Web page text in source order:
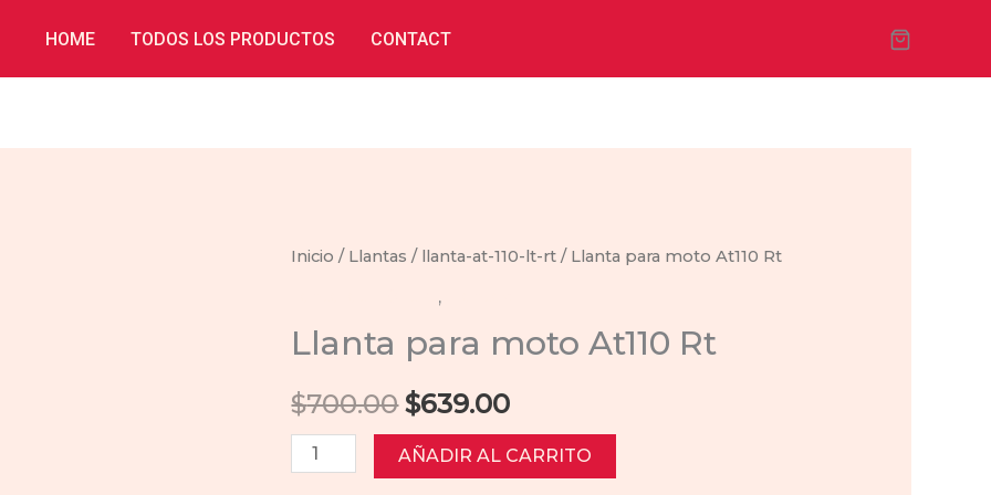
HOME TODOS LOS PRODUCTOS CONTACT
Inicio / Llantas / llanta-at-110-lt-rt / Llanta para moto At110 Rt
,
Llanta para moto At110 Rt
$700.00Original
price
$639.00Current
price
Llanta
AÑADIR AL CARRITO